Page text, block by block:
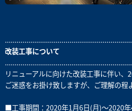
改装工事について
リニューアルに向けた改装工事に伴い、
ご迷惑をお掛け致しますが、ご理解の程
■工事期間：2020年1月6日(月)～2020